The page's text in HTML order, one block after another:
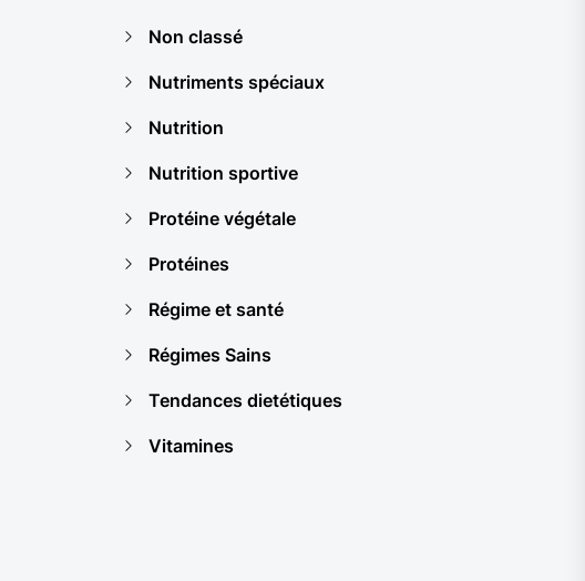
Non classé
Nutriments spéciaux
Nutrition
Nutrition sportive
Protéine végétale
Protéines
Régime et santé
Régimes Sains
Tendances dietétiques
Vitamines